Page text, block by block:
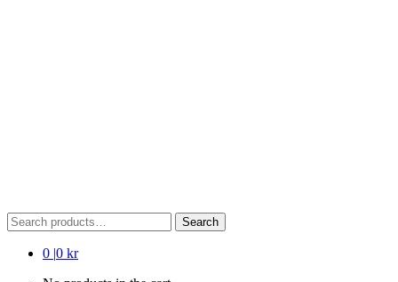
Search
for:
Search
0 |0 kr